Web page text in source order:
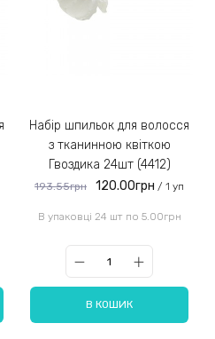
Набір шпильок для волосся
з тканинною квіткою
Гвоздика 24шт (4412)
193.55грн 120.00грн / 1 уп
В упаковці 24 шт по 5.00грн
В КОШИК